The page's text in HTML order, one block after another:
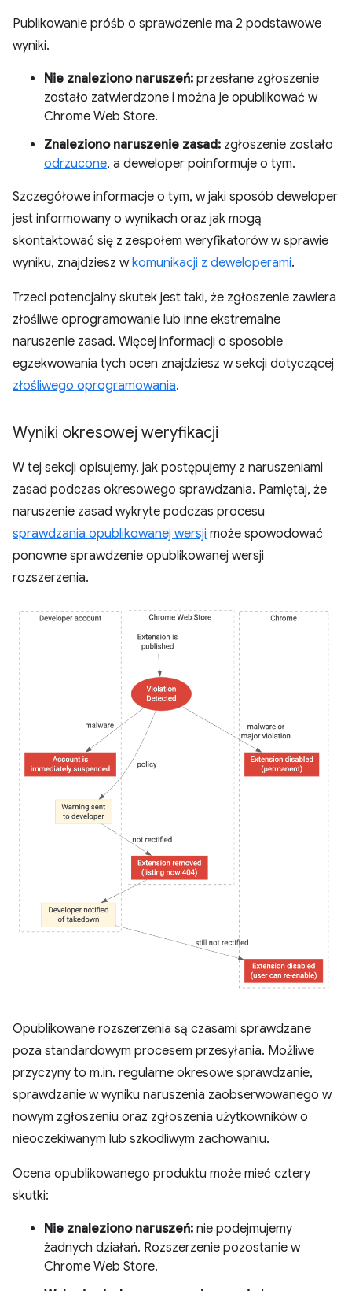
Publikowanie próśb o sprawdzenie ma 2 podstawowe
wyniki.
Nie znaleziono naruszeń: przesłane zgłoszenie
zostało zatwierdzone i można je opublikować w
Chrome Web Store.
Znaleziono naruszenie zasad: zgłoszenie zostało
odrzucone, a deweloper poinformuje o tym.
Szczegółowe informacje o tym, w jaki sposób deweloper
jest informowany o wynikach oraz jak mogą
skontaktować się z zespołem weryfikatorów w sprawie
wyniku, znajdziesz wkomunikacji z deweloperami.
Trzeci potencjalny skutek jest taki, że zgłoszenie zawiera
złośliwe oprogramowanie lub inne ekstremalne
naruszenie zasad. Więcej informacji o sposobie
egzekwowania tych ocen znajdziesz w sekcji dotyczącej
złośliwego oprogramowania.
Wyniki okresowej weryfikacji
W tej sekcji opisujemy, jak postępujemy z naruszeniami
zasad podczas okresowego sprawdzania. Pamiętaj, że
naruszenie zasad wykryte podczas procesu
sprawdzania opublikowanej wersji może spowodować
ponowne sprawdzenie opublikowanej wersji
rozszerzenia.
Opublikowane rozszerzenia są czasami sprawdzane
poza standardowym procesem przesyłania. Możliwe
przyczyny to m.in. regularne okresowe sprawdzanie,
sprawdzanie w wyniku naruszenia zaobserwowanego w
nowym zgłoszeniu oraz zgłoszenia użytkowników o
nieoczekiwanym lub szkodliwym zachowaniu.
Ocena opublikowanego produktu może mieć cztery
skutki:
Nie znaleziono naruszeń: nie podejmujemy
żadnych działań. Rozszerzenie pozostanie w
Chrome Web Store.